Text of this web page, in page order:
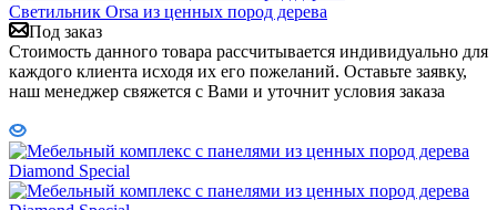
Светильник Orsa из ценных пород дерева
Под заказ
Стоимость данного товара рассчитывается индивидуально для
каждого клиента исходя их его пожеланий. Оставьте заявку,
наш менеджер свяжется с Вами и уточнит условия заказа